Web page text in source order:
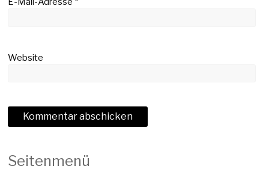
Website
Seitenmenü